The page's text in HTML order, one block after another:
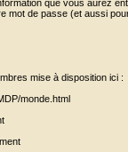
que vous aurez
mot de passe (et aussi
mise à disposition ici :
monde.html